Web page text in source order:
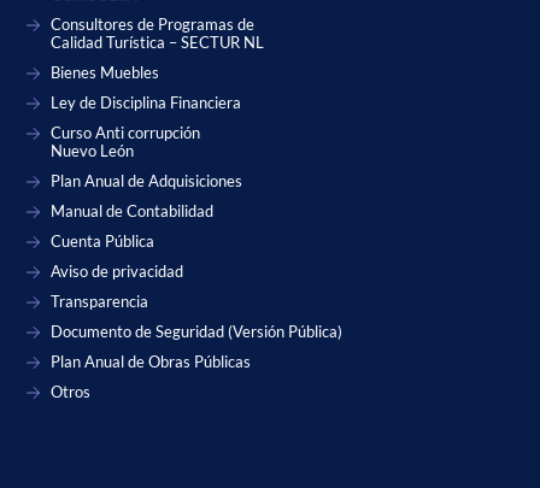
Consultores de Programas de
Calidad Turística – SECTUR NL
Bienes Muebles
Ley de Disciplina Financiera
Curso Anti corrupción
Nuevo León
Plan Anual de Adquisiciones
Manual de Contabilidad
Cuenta Pública
Aviso de privacidad
Transparencia
Documento de Seguridad (Versión Pública)
Plan Anual de Obras Públicas
Otros